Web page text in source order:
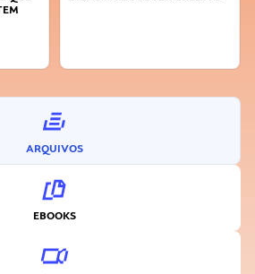
ARQUIVOS
EBOOKS